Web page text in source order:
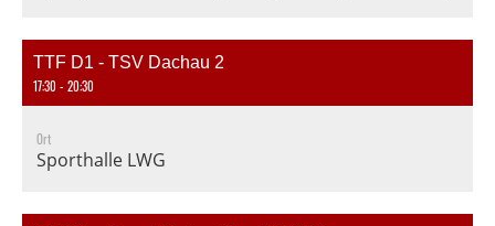
TTF D1 - TSV Dachau 2
17:30 - 20:30
Ort
Sporthalle LWG